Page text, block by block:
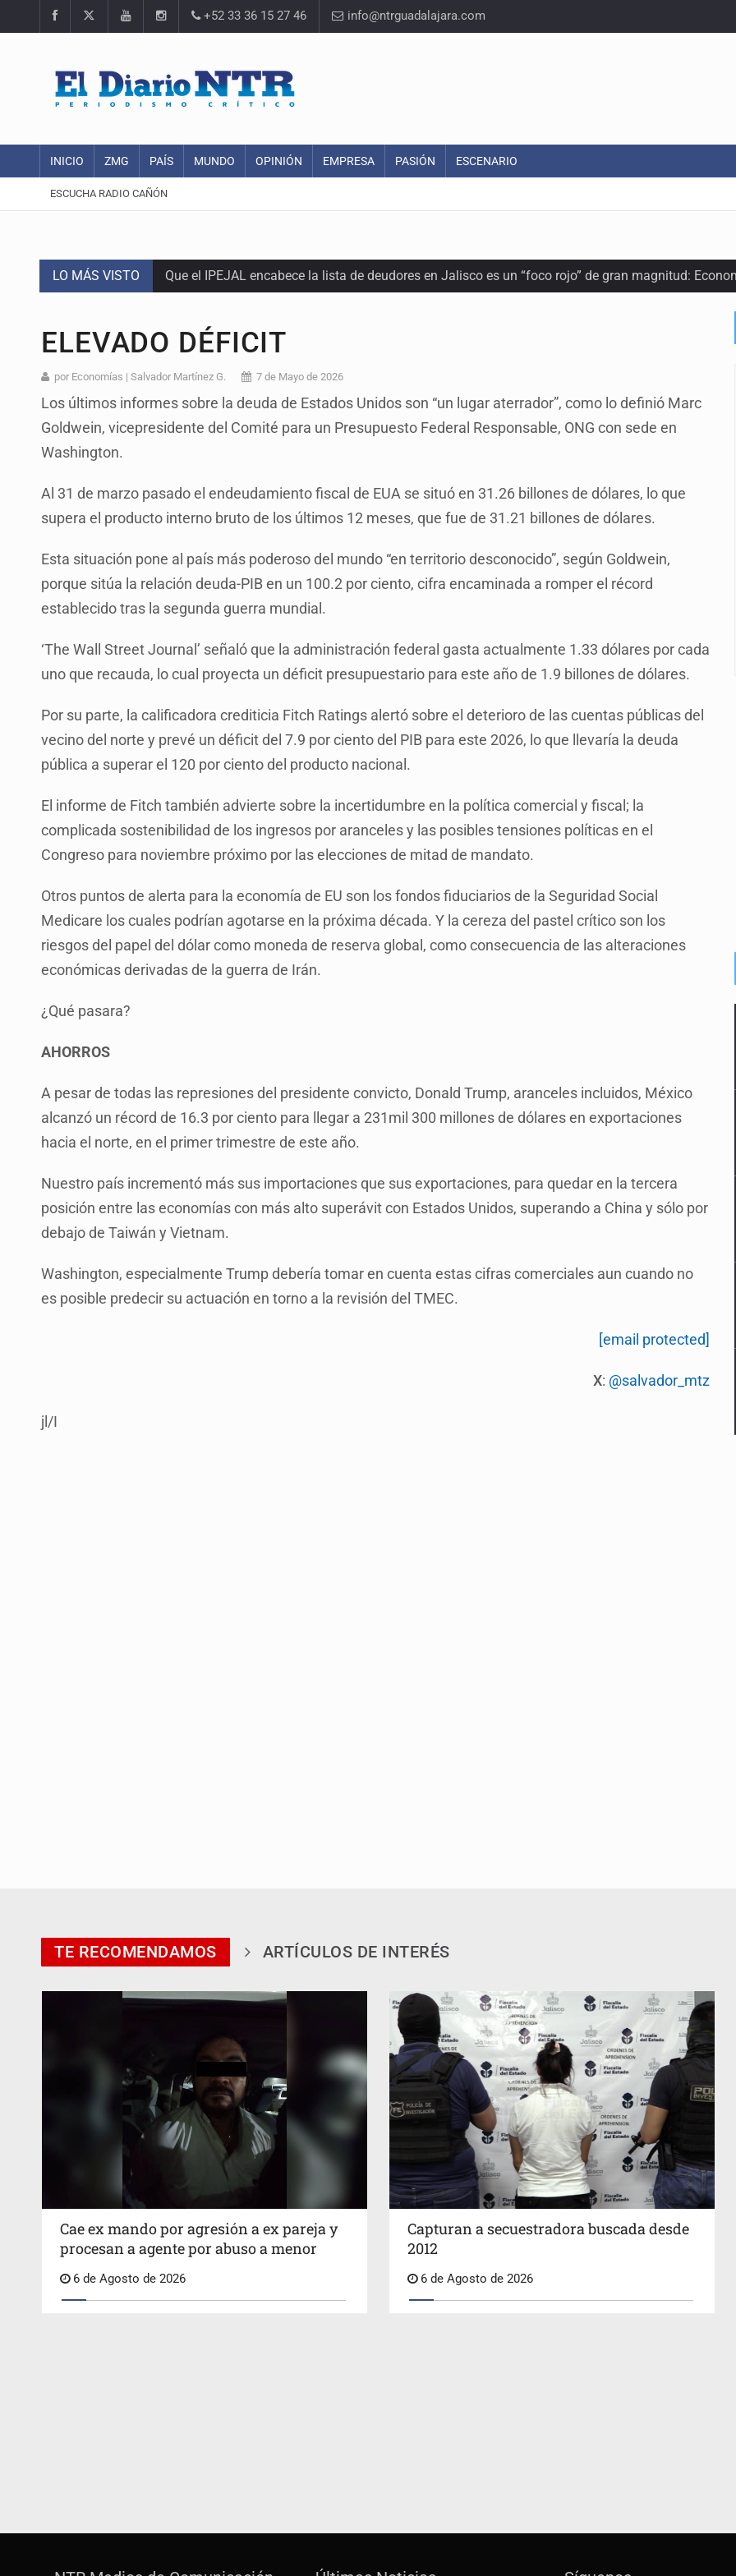
+52 33 36 15 27 46 info@ntrguadalajara.com
INICIO ZMG PAÍS MUNDO OPINIÓN EMPRESA PASIÓN ESCENARIO
ESCUCHA RADIO CAÑÓN
LO MÁS VISTO Que el IPEJAL encabece la lista de deudores en Jalisco es un “foco rojo” de gran magnitud:
Catean centro de fraudes inmobiliarios en Zapopan
Ex policía es detenido por agresión y amenzas contra su pareja
Vecinos de Mirador de San Isidro denuncian tala; IJALVI lo niega
Reporta 627 acciones tras inundación en Balcones de Oblatos
Capturan a secuestradora buscada desde 2012
ELEVADO DÉFICIT
por Economías | Salvador Martínez G. 7 de Mayo de 2026
Los últimos informes sobre la deuda de Estados Unidos son “un lugar aterrador”, como lo definió Marc
Goldwein, vicepresidente del Comité para un Presupuesto Federal Responsable, ONG con sede en
Washington.
Al 31 de marzo pasado el endeudamiento fiscal de EUA se situó en 31.26 billones de dólares, lo que
supera el producto interno bruto de los últimos 12 meses, que fue de 31.21 billones de dólares.
Esta situación pone al país más poderoso del mundo “en territorio desconocido”, según Goldwein,
porque sitúa la relación deuda-PIB en un 100.2 por ciento, cifra encaminada a romper el récord
establecido tras la segunda guerra mundial.
‘The Wall Street Journal’ señaló que la administración federal gasta actualmente 1.33 dólares por cada
uno que recauda, lo cual proyecta un déficit presupuestario para este año de 1.9 billones de dólares.
Por su parte, la calificadora crediticia Fitch Ratings alertó sobre el deterioro de las cuentas públicas del
vecino del norte y prevé un déficit del 7.9 por ciento del PIB para este 2026, lo que llevaría la deuda
pública a superar el 120 por ciento del producto nacional.
El informe de Fitch también advierte sobre la incertidumbre en la política comercial y fiscal; la
complicada sostenibilidad de los ingresos por aranceles y las posibles tensiones políticas en el
Congreso para noviembre próximo por las elecciones de mitad de mandato.
Otros puntos de alerta para la economía de EU son los fondos fiduciarios de la Seguridad Social
Medicare los cuales podrían agotarse en la próxima década. Y la cereza del pastel crítico son los
riesgos del papel del dólar como moneda de reserva global, como consecuencia de las alteraciones
económicas derivadas de la guerra de Irán.
¿Qué pasara?
AHORROS
A pesar de todas las represiones del presidente convicto, Donald Trump, aranceles incluidos, México
alcanzó un récord de 16.3 por ciento para llegar a 231mil 300 millones de dólares en exportaciones
hacia el norte, en el primer trimestre de este año.
Nuestro país incrementó más sus importaciones que sus exportaciones, para quedar en la tercera
posición entre las economías con más alto superávit con Estados Unidos, superando a China y sólo por
debajo de Taiwán y Vietnam.
Washington, especialmente Trump debería tomar en cuenta estas cifras comerciales aun cuando no
es posible predecir su actuación en torno a la revisión del TMEC.
[email protected]
X: @salvador_mtz
jl/I
TE RECOMENDAMOS ARTÍCULOS DE INTERÉS
Cae ex mando por agresión a ex pareja y
procesan a agente por abuso a menor
6 de Agosto de 2026
Capturan a secuestradora buscada desde
2012
6 de Agosto de 2026